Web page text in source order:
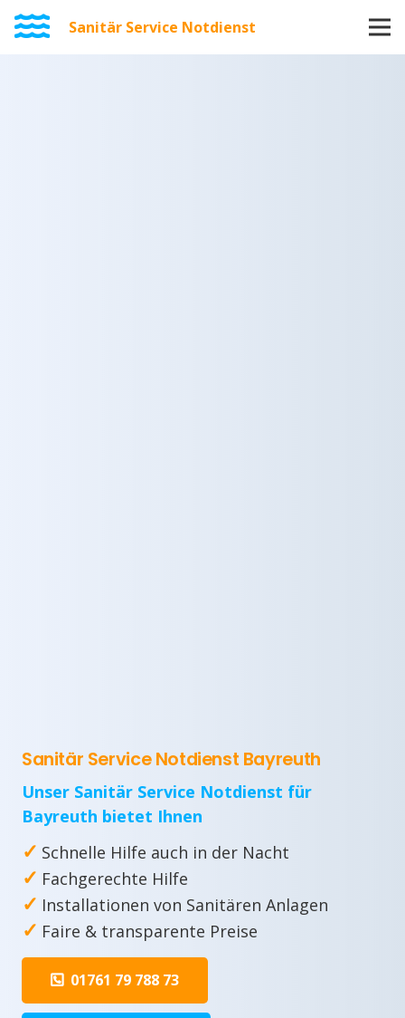
Sanitär Service Notdienst
Sanitär Service Notdienst Bayreuth
Unser Sanitär Service Notdienst für
Bayreuth bietet Ihnen
✓ Schnelle Hilfe auch in der Nacht
✓ Fachgerechte Hilfe
✓ Installationen von Sanitären Anlagen
✓ Faire & transparente Preise
01761 79 788 73